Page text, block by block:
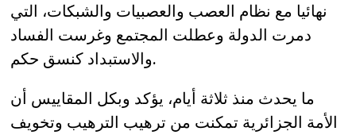
نهائيا مع نظام العصب والعصبيات والشبكات، التي
دمرت الدولة وعطلت المجتمع وغرست الفساد
والاستبداد كنسق حكم.
ما يحدث منذ ثلاثة أيام، يؤكد وبكل المقاييس أن
الأمة الجزائرية تمكنت من ترهيب الترهيب وتخويف